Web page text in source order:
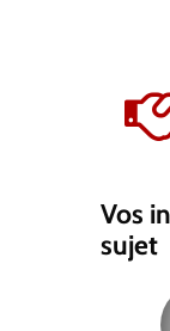
Vos
sujet